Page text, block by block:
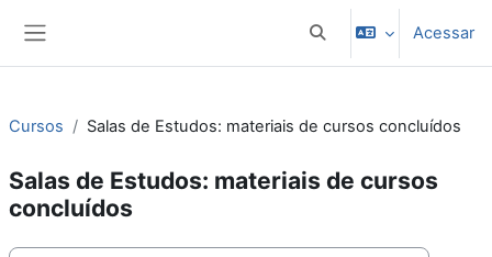
Alternar entrada de
Acessar
Cursos Salas de Estudos: materiais de cursos concluídos
Salas de Estudos: materiais de cursos
concluídos